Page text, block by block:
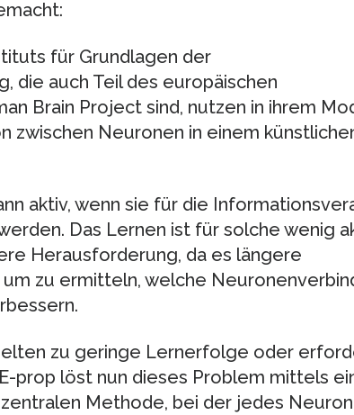
für Grundlagen der
die auch Teil des europäischen
Brain Project sind, nutzen in ihrem
zwischen Neuronen in einem
aktiv, wenn sie für die
Das Lernen ist für solche wenig
Herausforderung, da es längere
zu ermitteln, welche
zu geringe Lernerfolge oder
prop löst nun dieses Problem mittels
Methode, bei der jedes